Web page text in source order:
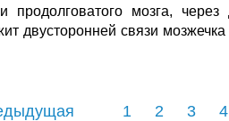
продолговатого мозга,
двусторонней связи
1 2 3 4